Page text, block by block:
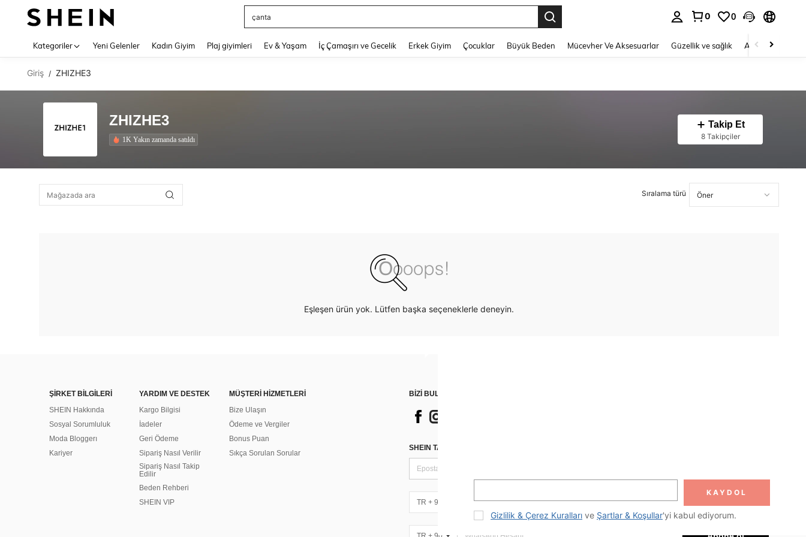
çanta
0 0
Kategoriler Yeni Gelenler Kadın Giyim Plaj giyimleri Ev & Yaşam İç Çamaşırı ve Gecelik Erkek Giyim Çocuklar Büyük Beden Mücevher Ve Aksesuarlar Güzellik ve sağlık Ayakkabı
Giriş / ZHIZHE3
ZHIZHE3
1K Yakın zamanda satıldı
Takip Et
8 Takipçiler
Sıralama türü
Eşleşen ürün yok. Lütfen başka seçeneklerle deneyin.
ŞİRKET BİLGİLERİ
SHEIN Hakkında
Sosyal Sorumluluk
Moda Bloggerı
Kariyer
YARDIM VE DESTEK
Kargo Bilgisi
İadeler
Geri Ödeme
Sipariş Nasıl Verilir
Sipariş Nasıl Takip
Edilir
Beden Rehberi
SHEIN VIP
MÜŞTERİ HİZMETLERİ
Bize Ulaşın
Ödeme ve Vergiler
Bonus Puan
Sıkça Sorulan Sorular
BİZİ BULUN
SHEIN TARZI HABERLER IÇIN KAYDOLUN
TR + 90
KAYDOL
Gizlilik & Çerez Kuralları ve Şartlar & Koşullar'yi kabul ediyorum.